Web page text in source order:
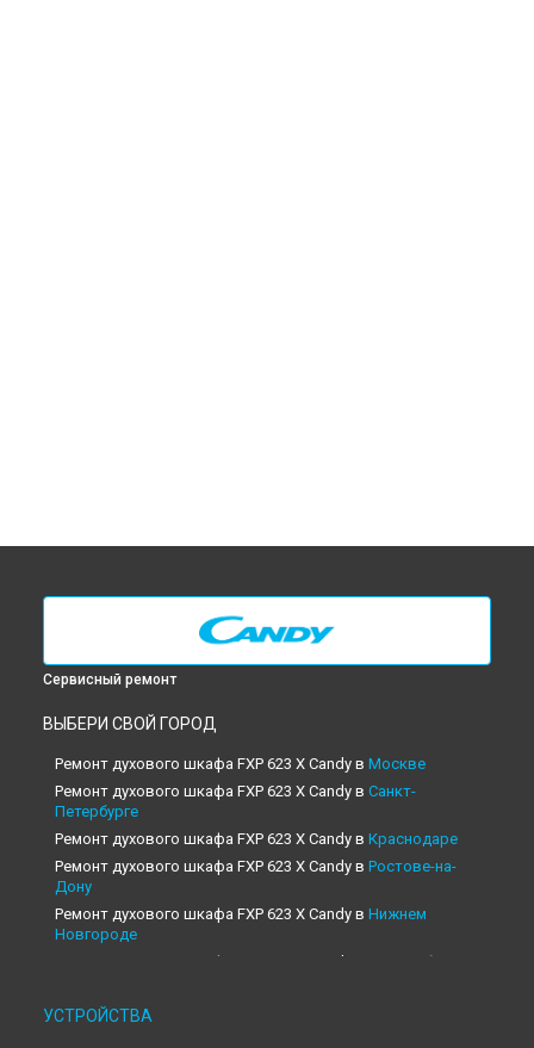
Сервисный ремонт
ВЫБЕРИ СВОЙ ГОРОД
Ремонт духового шкафа FXP 623 X Candy в Москве
Ремонт духового шкафа FXP 623 X Candy в Санкт-
Петербурге
Ремонт духового шкафа FXP 623 X Candy в Краснодаре
Ремонт духового шкафа FXP 623 X Candy в Ростове-на-
Дону
Ремонт духового шкафа FXP 623 X Candy в Нижнем
Новгороде
Ремонт духового шкафа FXP 623 X Candy в
Новосибирске
Ремонт духового шкафа FXP 623 X Candy в
УСТРОЙСТВА